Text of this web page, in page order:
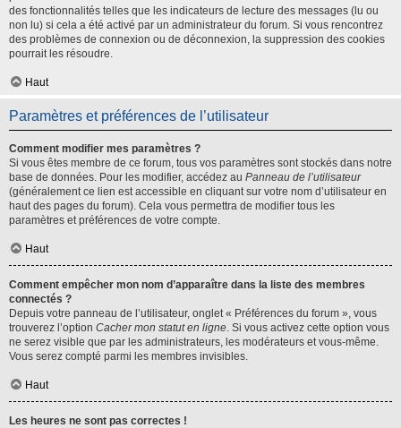
des fonctionnalités telles que les indicateurs de lecture des messages (lu ou
non lu) si cela a été activé par un administrateur du forum. Si vous rencontrez
des problèmes de connexion ou de déconnexion, la suppression des cookies
pourrait les résoudre.
Haut
Paramètres et préférences de l’utilisateur
Comment modifier mes paramètres ?
Si vous êtes membre de ce forum, tous vos paramètres sont stockés dans notre
base de données. Pour les modifier, accédez au Panneau de l’utilisateur
(généralement ce lien est accessible en cliquant sur votre nom d’utilisateur en
haut des pages du forum). Cela vous permettra de modifier tous les
paramètres et préférences de votre compte.
Haut
Comment empêcher mon nom d’apparaître dans la liste des membres
connectés ?
Depuis votre panneau de l’utilisateur, onglet « Préférences du forum », vous
trouverez l’option Cacher mon statut en ligne. Si vous activez cette option vous
ne serez visible que par les administrateurs, les modérateurs et vous-même.
Vous serez compté parmi les membres invisibles.
Haut
Les heures ne sont pas correctes !